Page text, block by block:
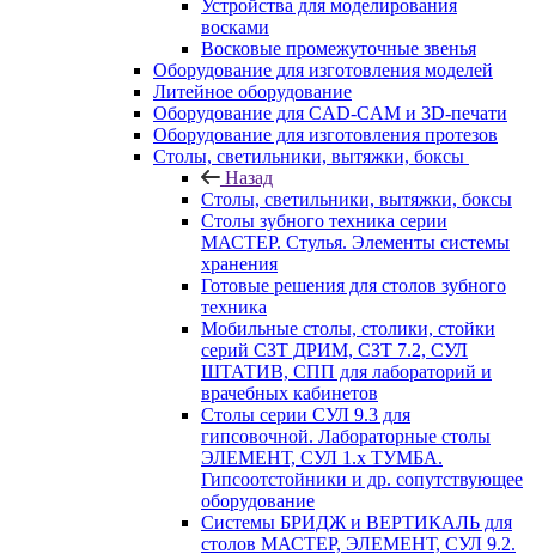
Устройства для моделирования
восками
Восковые промежуточные звенья
Оборудование для изготовления моделей
Литейное оборудование
Оборудование для CAD-CAM и 3D-печати
Оборудование для изготовления протезов
Cтолы, светильники, вытяжки, боксы
Назад
Cтолы, светильники, вытяжки, боксы
Столы зубного техника серии
МАСТЕР. Стулья. Элементы системы
хранения
Готовые решения для столов зубного
техника
Мобильные столы, столики, стойки
серий СЗТ ДРИМ, СЗТ 7.2, СУЛ
ШТАТИВ, СПП для лабораторий и
врачебных кабинетов
Столы серии СУЛ 9.3 для
гипсовочной. Лабораторные столы
ЭЛЕМЕНТ, СУЛ 1.х ТУМБА.
Гипсоотстойники и др. сопутствующее
оборудование
Системы БРИДЖ и ВЕРТИКАЛЬ для
столов МАСТЕР, ЭЛЕМЕНТ, СУЛ 9.2.